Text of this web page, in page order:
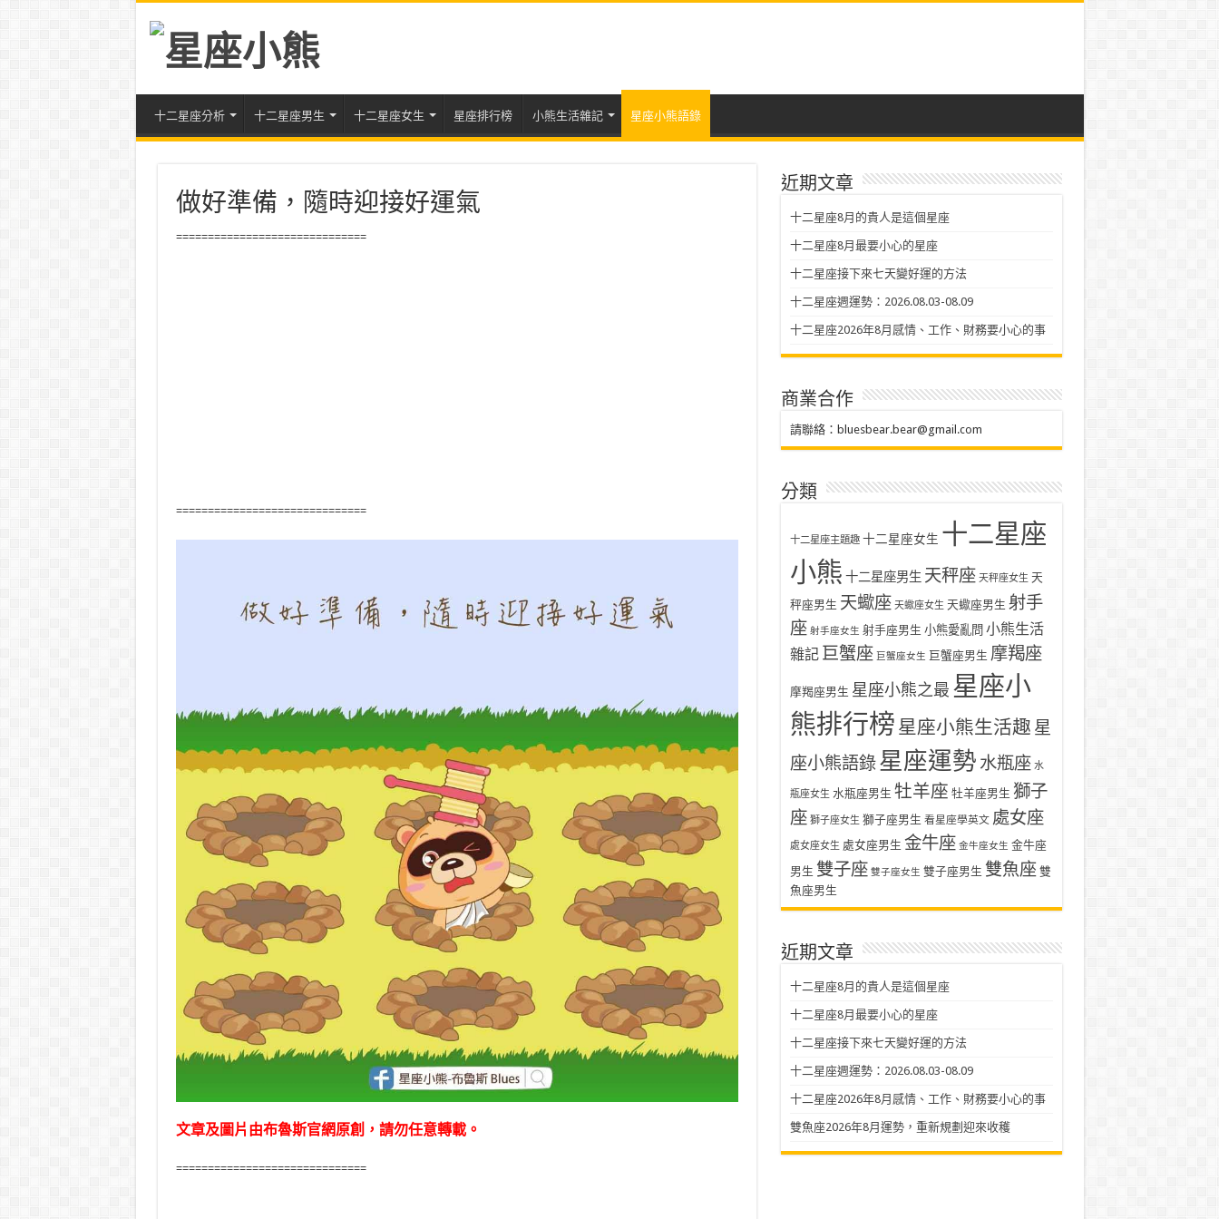
十二星座分析 十二星座男生 十二星座女生 星座排行榜 小熊生活雜記 星座小熊語錄
做好準備，隨時迎接好運氣
==============================
==============================
文章及圖片由布魯斯官網原創，請勿任意轉載。
==============================
近期文章
十二星座8月的貴人是這個星座
十二星座8月最要小心的星座
十二星座接下來七天變好運的方法
十二星座週運勢：2026.08.03-08.09
十二星座2026年8月感情、工作、財務要小心的事
商業合作
請聯絡： bluesbear.bear@gmail.com
分類
十二星座主題趣 十二星座女生 十二星座
小熊 十二星座男生 天秤座 天秤座女生 天
秤座男生 天蠍座 天蠍座女生 天蠍座男生 射手
座 射手座女生 射手座男生 小熊愛亂問 小熊生活
雜記 巨蟹座 巨蟹座女生 巨蟹座男生 摩羯座
摩羯座男生 星座小熊之最 星座小
熊排行榜 星座小熊生活趣 星
座小熊語錄星座運勢 水瓶座 水
瓶座女生 水瓶座男生 牡羊座 牡羊座男生 獅子
座 獅子座女生 獅子座男生 看星座學英文 處女座
處女座女生 處女座男生 金牛座 金牛座女生 金牛座
男生 雙子座 雙子座女生 雙子座男生 雙魚座 雙
魚座男生
近期文章
十二星座8月的貴人是這個星座
十二星座8月最要小心的星座
十二星座接下來七天變好運的方法
十二星座週運勢：2026.08.03-08.09
十二星座2026年8月感情、工作、財務要小心的事
雙魚座2026年8月運勢，重新規劃迎來收穫